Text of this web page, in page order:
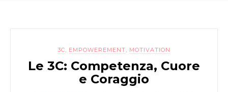
3C, EMPOWEREMENT, MOTIVATION
Le 3C: Competenza, Cuore
e Coraggio